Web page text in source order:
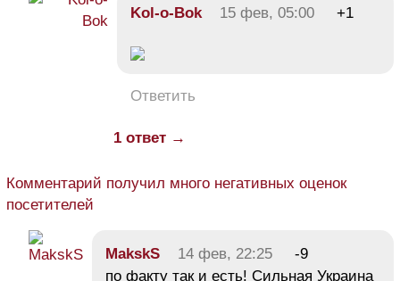
Kol-o-Bok 15 фев, 05:00 +1
Ответить
1 ответ →
Комментарий получил много негативных оценок
посетителей
MakskS 14 фев, 22:25
-9
по факту так и есть! Сильная Украина